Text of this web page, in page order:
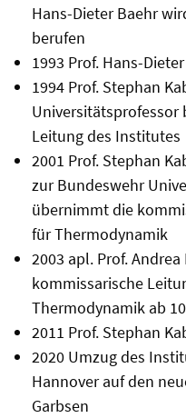
Hans-Dieter Baehr
berufen
1993 Prof. Hans-
1994 Prof. Stephan
Leitung des Institutes
2001 Prof. Stephan
zur Bundeswehr
übernimmt die
für Thermodynamik
2003 apl. Prof.
kommissarische
Thermodynamik ab
2011 Prof. Stephan
2020 Umzug des
Hannover auf den
Garbsen